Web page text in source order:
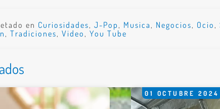
en Curiosidades,J-Pop , Musica , Negocios, Ocio ,
,Tradiciones,Video ,You Tube
01 OCTUBRE 2024
Comentario *